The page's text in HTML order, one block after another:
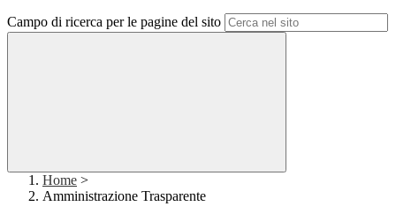
Campo di ricerca per le pagine del sito
Home >
Amministrazione Trasparente